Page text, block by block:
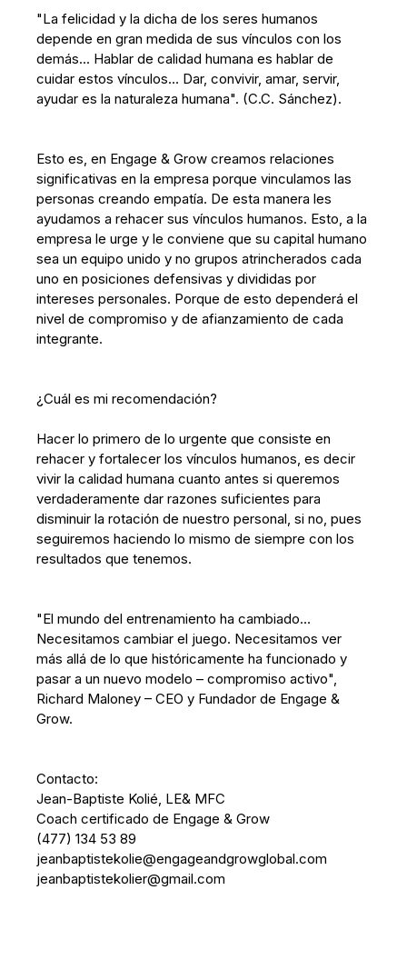
"La felicidad y la dicha de los seres humanos
depende en gran medida de sus vínculos con los
demás... Hablar de calidad humana es hablar de
cuidar estos vínculos… Dar, convivir, amar, servir,
ayudar es la naturaleza humana". (C.C. Sánchez).
Esto es, en Engage & Grow creamos relaciones
significativas en la empresa porque vinculamos las
personas creando empatía. De esta manera les
ayudamos a rehacer sus vínculos humanos. Esto, a la
empresa le urge y le conviene que su capital humano
sea un equipo unido y no grupos atrincherados cada
uno en posiciones defensivas y divididas por
intereses personales. Porque de esto dependerá el
nivel de compromiso y de afianzamiento de cada
integrante.
¿Cuál es mi recomendación?
Hacer lo primero de lo urgente que consiste en
rehacer y fortalecer los vínculos humanos, es decir
vivir la calidad humana cuanto antes si queremos
verdaderamente dar razones suficientes para
disminuir la rotación de nuestro personal, si no, pues
seguiremos haciendo lo mismo de siempre con los
resultados que tenemos.
"El mundo del entrenamiento ha cambiado…
Necesitamos cambiar el juego. Necesitamos ver
más allá de lo que históricamente ha funcionado y
pasar a un nuevo modelo – compromiso activo",
Richard Maloney – CEO y Fundador de Engage &
Grow.
Contacto:
Jean-Baptiste Kolié, LE& MFC
Coach certificado de Engage & Grow
(477) 134 53 89
jeanbaptistekolie@engageandgrowglobal.com
jeanbaptistekolier@gmail.com